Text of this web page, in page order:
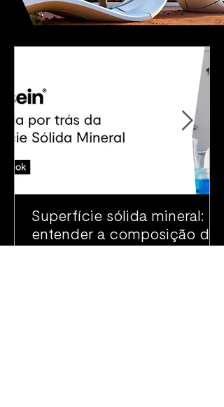
Superfície sólida mineral:
entender a composição do
material é essencial